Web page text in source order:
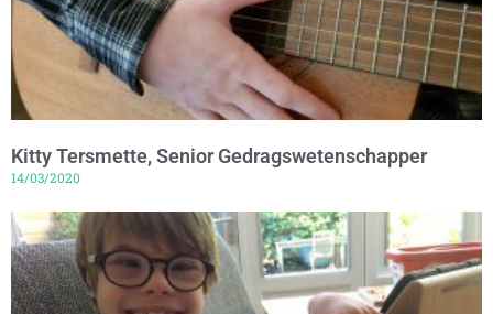
Kitty Tersmette, Senior Gedragswetenschapper
14/03/2020